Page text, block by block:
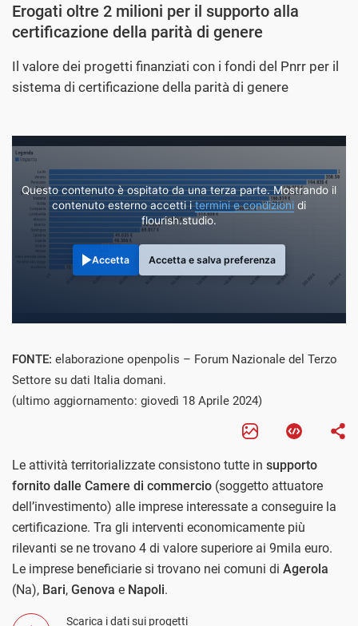
Erogati oltre 2 milioni per il supporto alla
certificazione della parità di genere
Il valore dei progetti finanziati con i fondi del Pnrr per il
sistema di certificazione della parità di genere
Questo contenuto è ospitato da una terza parte. Mostrando il
contenuto esterno accetti itermini e condizioni di
flourish.studio.
Accetta Accetta e salva preferenza
FONTE: elaborazione openpolis – Forum Nazionale del Terzo
Settore su dati Italia domani.
(ultimo aggiornamento: giovedì 18 Aprile 2024)
Le attività territorializzate consistono tutte in supporto
fornito dalle Camere di commercio (soggetto attuatore
dell’investimento) alle imprese interessate a conseguire la
certificazione. Tra gli interventi economicamente più
rilevanti se ne trovano 4 di valore superiore ai 9mila euro.
Le imprese beneficiarie si trovano nei comuni di Agerola
(Na), Bari, Genova e Napoli.
Scarica i dati sui progetti